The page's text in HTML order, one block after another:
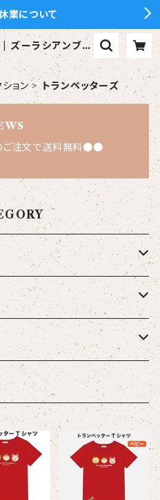
業について
| ズーラシアンブラ
公式ショップ
ョン トランペッターズ
注文で送料無料●●